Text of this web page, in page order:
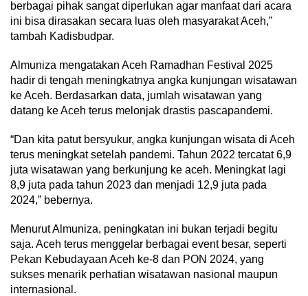
berbagai pihak sangat diperlukan agar manfaat dari acara
ini bisa dirasakan secara luas oleh masyarakat Aceh,”
tambah Kadisbudpar.
Almuniza mengatakan Aceh Ramadhan Festival 2025
hadir di tengah meningkatnya angka kunjungan wisatawan
ke Aceh. Berdasarkan data, jumlah wisatawan yang
datang ke Aceh terus melonjak drastis pascapandemi.
“Dan kita patut bersyukur, angka kunjungan wisata di Aceh
terus meningkat setelah pandemi. Tahun 2022 tercatat 6,9
juta wisatawan yang berkunjung ke aceh. Meningkat lagi
8,9 juta pada tahun 2023 dan menjadi 12,9 juta pada
2024,” bebernya.
Menurut Almuniza, peningkatan ini bukan terjadi begitu
saja. Aceh terus menggelar berbagai event besar, seperti
Pekan Kebudayaan Aceh ke-8 dan PON 2024, yang
sukses menarik perhatian wisatawan nasional maupun
internasional.